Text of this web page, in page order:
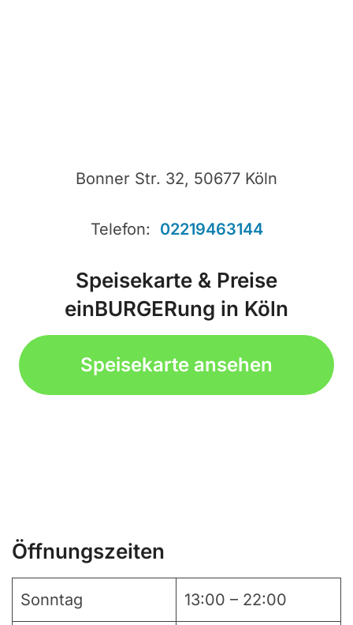
Bonner Str. 32, 50677 Köln
Telefon: 02219463144
Speisekarte & Preise
einBURGERung in Köln
Speisekarte ansehen
Öffnungszeiten
Sonntag 13:00 – 22:00